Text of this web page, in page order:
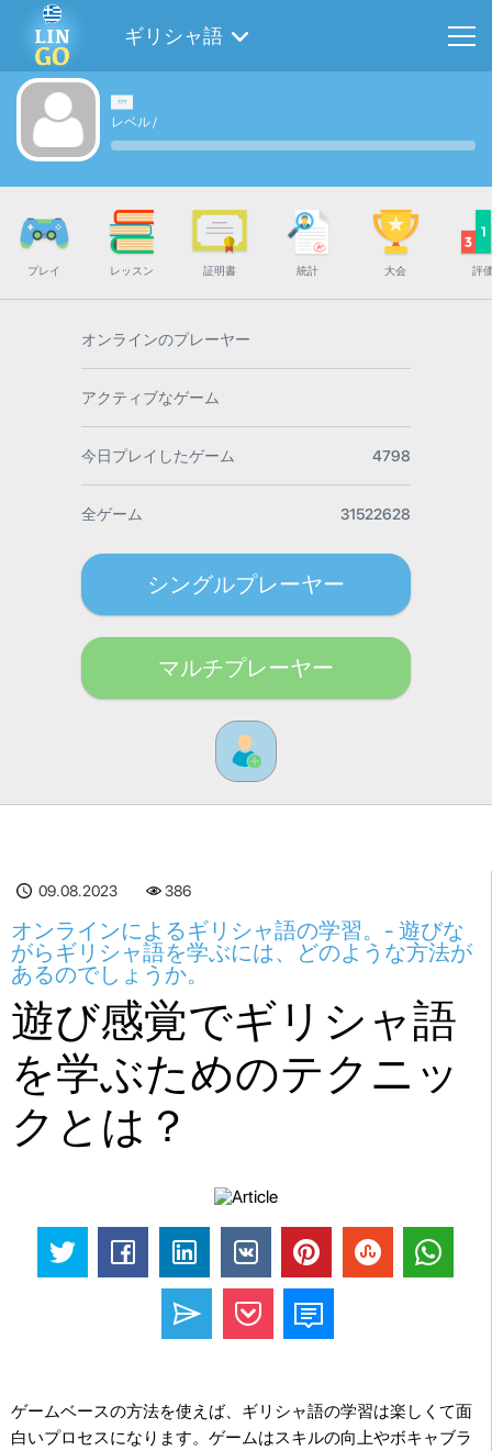
ギリシャ語
レベル/
プレイ レッスン 証明書 統計 大会 評
オンラインのプレーヤー
アクティブなゲーム
今日プレイしたゲーム 4798
全ゲーム 31522628
シングルプレーヤー
マルチプレーヤー
09.08.2023 386
オンラインによるギリシャ語の学習。- 遊びな
がらギリシャ語を学ぶには、どのような方法が
あるのでしょうか。
遊び感覚でギリシャ語
を学ぶためのテクニッ
クとは？
ゲームベースの方法を使えば、ギリシャ語の学習は楽しくて面
白いプロセスになります。ゲームはスキルの向上やボキャブラ